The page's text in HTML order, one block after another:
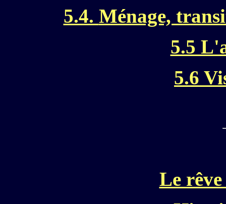
5.4. Ménage,
5.5
5.6
Le